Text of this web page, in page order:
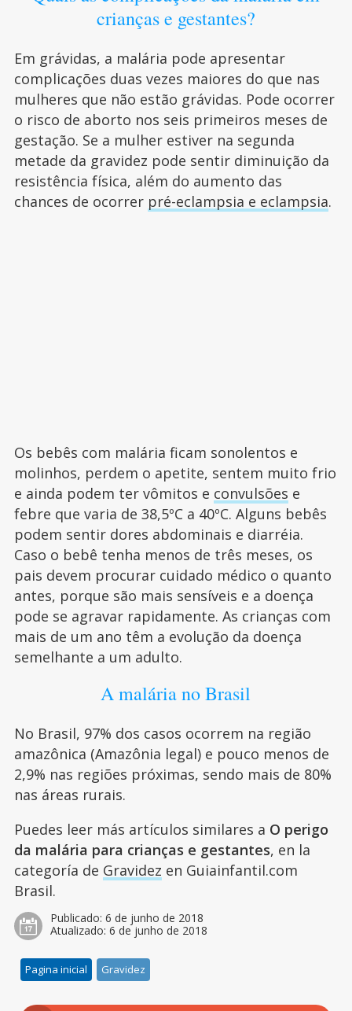
crianças e gestantes?
Em grávidas, a malária pode apresentar
complicações duas vezes maiores do que nas
mulheres que não estão grávidas. Pode ocorrer
o risco de aborto nos seis primeiros meses de
gestação. Se a mulher estiver na segunda
metade da gravidez pode sentir diminuição da
resistência física, além do aumento das
chances de ocorrer pré-eclampsia e eclampsia.
Os bebês com malária ficam sonolentos e
molinhos, perdem o apetite, sentem muito frio
e ainda podem ter vômitos e convulsões e
febre que varia de 38,5ºC a 40ºC. Alguns bebês
podem sentir dores abdominais e diarréia.
Caso o bebê tenha menos de três meses, os
pais devem procurar cuidado médico o quanto
antes, porque são mais sensíveis e a doença
pode se agravar rapidamente. As crianças com
mais de um ano têm a evolução da doença
semelhante a um adulto.
A malária no Brasil
No Brasil, 97% dos casos ocorrem na região
amazônica (Amazônia legal) e pouco menos de
2,9% nas regiões próximas, sendo mais de 80%
nas áreas rurais.
Puedes leer más artículos similares a O perigo
da malária para crianças e gestantes, en la
categoría de Gravidez en Guiainfantil.com
Brasil.
Publicado: 6 de junho de 2018
Atualizado: 6 de junho de 2018
Pagina inicial Gravidez